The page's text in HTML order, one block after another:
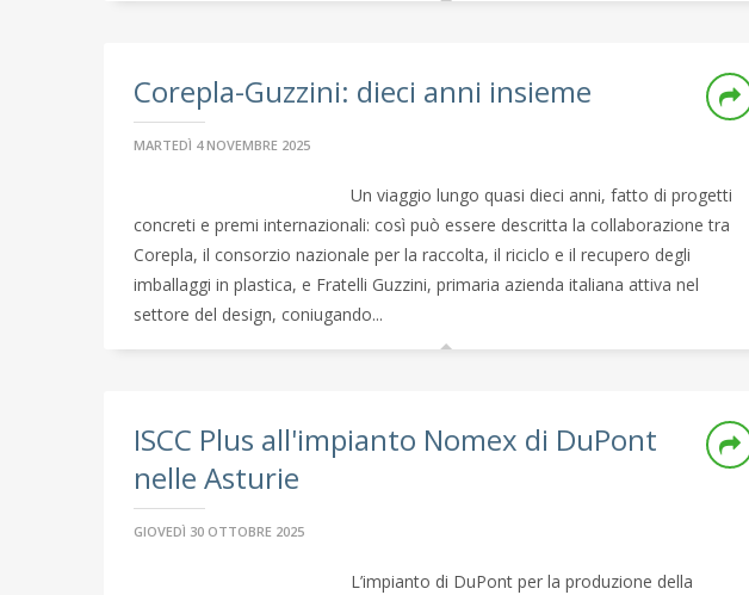
Corepla-Guzzini: dieci anni insieme
MARTEDÌ 4 NOVEMBRE 2025
Un viaggio lungo quasi dieci anni, fatto di progetti
concreti e premi internazionali: così può essere descritta la collaborazione tra
Corepla, il consorzio nazionale per la raccolta, il riciclo e il recupero degli
imballaggi in plastica, e Fratelli Guzzini, primaria azienda italiana attiva nel
settore del design, coniugando...
ISCC Plus all'impianto Nomex di DuPont
nelle Asturie
GIOVEDÌ 30 OTTOBRE 2025
L’impianto di DuPont per la produzione della